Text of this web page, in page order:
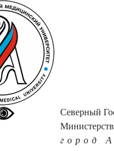
Северный
город